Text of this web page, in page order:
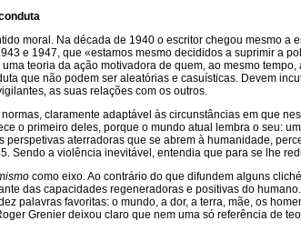
moral. Na década de 1940 o escritor chegou mesmo a
e 1947, que «estamos mesmo decididos a suprimir a
teoria da ação motivadora de quem, ao mesmo
que não podem ser aleatórias e casuísticas. Devem
as suas relações com os outros.
claramente adaptável às circunstâncias em que
o primeiro deles, porque o mundo atual lembra o seu:
perspetivas aterradoras que se abrem à humanidade,
Sendo a violência inevitável, entendia que para se lhe
como eixo. Ao contrário do que difundem alguns
das capacidades regeneradoras e positivas do
palavras favoritas: o mundo, a dor, a terra, mãe, os
Grenier deixou claro que nem uma só referência de